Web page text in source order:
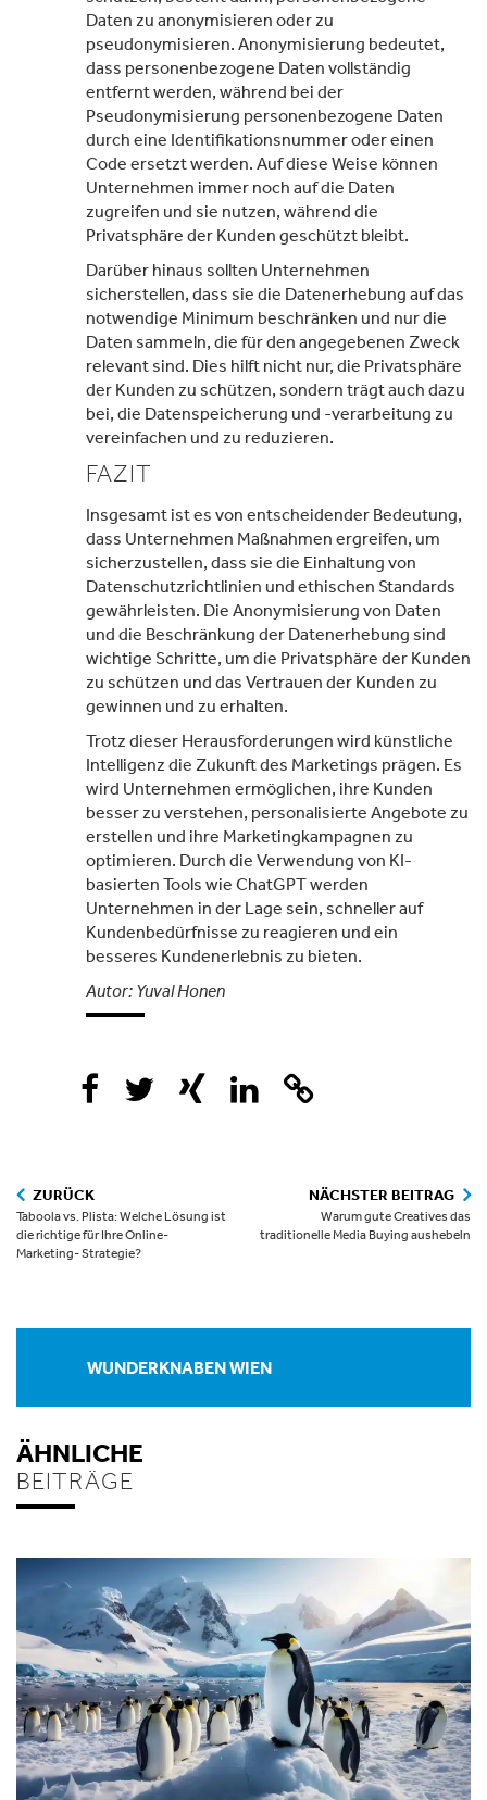
Daten zu anonymisieren oder zu
pseudonymisieren. Anonymisierung bedeutet,
dass personenbezogene Daten vollständig
entfernt werden, während bei der
Pseudonymisierung personenbezogene Daten
durch eine Identifikationsnummer oder einen
Code ersetzt werden. Auf diese Weise können
Unternehmen immer noch auf die Daten
zugreifen und sie nutzen, während die
Privatsphäre der Kunden geschützt bleibt.
Darüber hinaus sollten Unternehmen
sicherstellen, dass sie die Datenerhebung auf das
notwendige Minimum beschränken und nur die
Daten sammeln, die für den angegebenen Zweck
relevant sind. Dies hilft nicht nur, die Privatsphäre
der Kunden zu schützen, sondern trägt auch dazu
bei, die Datenspeicherung und -verarbeitung zu
vereinfachen und zu reduzieren.
FAZIT
Insgesamt ist es von entscheidender Bedeutung,
dass Unternehmen Maßnahmen ergreifen, um
sicherzustellen, dass sie die Einhaltung von
Datenschutzrichtlinien und ethischen Standards
gewährleisten. Die Anonymisierung von Daten
und die Beschränkung der Datenerhebung sind
wichtige Schritte, um die Privatsphäre der Kunden
zu schützen und das Vertrauen der Kunden zu
gewinnen und zu erhalten.
Trotz dieser Herausforderungen wird künstliche
Intelligenz die Zukunft des Marketings prägen. Es
wird Unternehmen ermöglichen, ihre Kunden
besser zu verstehen, personalisierte Angebote zu
erstellen und ihre Marketingkampagnen zu
optimieren. Durch die Verwendung von KI-
basierten Tools wie ChatGPT werden
Unternehmen in der Lage sein, schneller auf
Kundenbedürfnisse zu reagieren und ein
besseres Kundenerlebnis zu bieten.
Autor: Yuval Honen
 ZURÜCK
Taboola vs. Plista: Welche Lösung ist
die richtige für Ihre Online-
Marketing- Strategie?
NÄCHSTER BEITRAG 
Warum gute Creatives das
traditionelle Media Buying aushebeln
WUNDERKNABEN WIEN
ÄHNLICHE
BEITRÄGE